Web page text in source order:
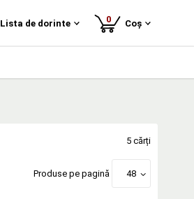
Lista de dorinte 0produse
Coș
5 cărți
Produse pe pagină 48